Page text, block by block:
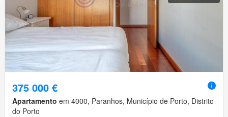
375 000 €
Apartamento em 4000, Paranhos, Município de Porto, Distrito
do Porto